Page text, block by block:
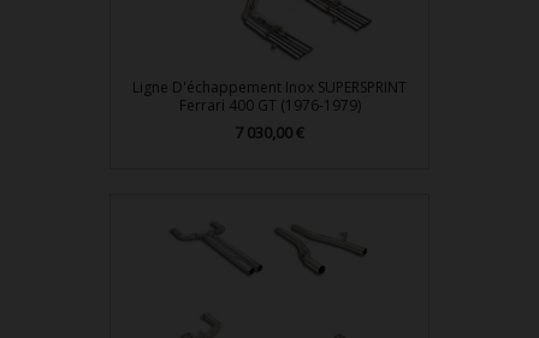
Ligne D'échappement Inox SUPERSPRINT
Ferrari 400 GT (1976-1979)
Prix
7 030,00 €